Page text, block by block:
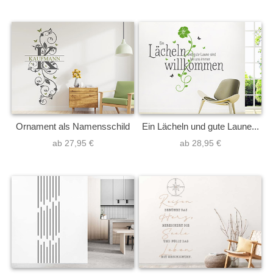
Ornament als Namensschild
ab 27,95 €
Ein Lächeln und gute Laune...
ab 28,95 €